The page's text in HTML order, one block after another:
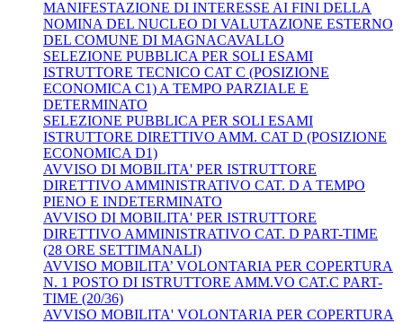
MANIFESTAZIONE DI INTERESSE AI FINI DELLA
NOMINA DEL NUCLEO DI VALUTAZIONE ESTERNO
DEL COMUNE DI MAGNACAVALLO
SELEZIONE PUBBLICA PER SOLI ESAMI
ISTRUTTORE TECNICO CAT C (POSIZIONE
ECONOMICA C1) A TEMPO PARZIALE E
DETERMINATO
SELEZIONE PUBBLICA PER SOLI ESAMI
ISTRUTTORE DIRETTIVO AMM. CAT D (POSIZIONE
ECONOMICA D1)
AVVISO DI MOBILITA' PER ISTRUTTORE
DIRETTIVO AMMINISTRATIVO CAT. D A TEMPO
PIENO E INDETERMINATO
AVVISO DI MOBILITA' PER ISTRUTTORE
DIRETTIVO AMMINISTRATIVO CAT. D PART-TIME
(28 ORE SETTIMANALI)
AVVISO MOBILITA’ VOLONTARIA PER COPERTURA
N. 1 POSTO DI ISTRUTTORE AMM.VO CAT.C PART-
TIME (20/36)
AVVISO MOBILITA' VOLONTARIA PER COPERTURA